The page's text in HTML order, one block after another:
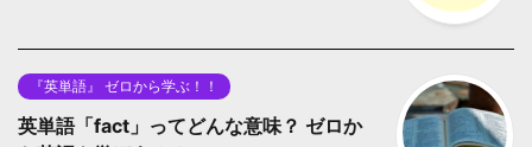
『英単語』 ゼロから学ぶ！！
英単語「fact」ってどんな意味？ ゼロか